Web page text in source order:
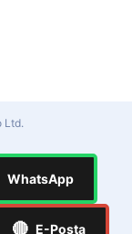
Ltd.
WhatsApp
🔴 E-Posta